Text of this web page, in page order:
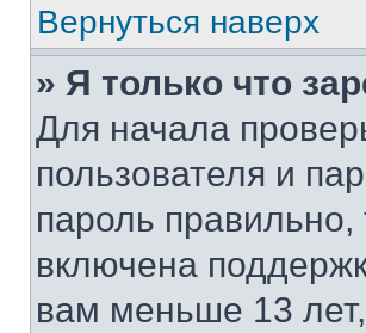
Вернуться наверх
» Я только что
Для начала
пользователя и
пароль
включена
вам меньше 13